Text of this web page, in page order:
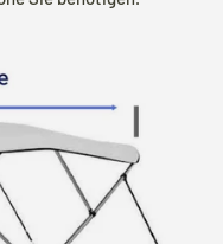
Biminitops en
verzonden.